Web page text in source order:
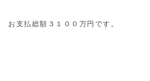
お支払総額３１００万円です。